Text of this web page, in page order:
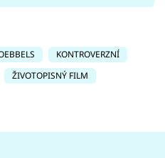
KONTROVERZNÍ
ŽIVOTOPISNÝ FILM